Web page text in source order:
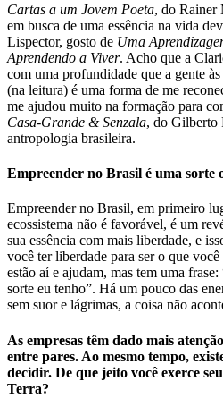
Cartas a um Jovem Poeta, do Rainer
em busca de uma essência na vida
Lispector, gosto de Uma
Aprendendo a Viver. Acho que a
com uma profundidade que a gente
(na leitura) é uma forma de me
me ajudou muito na formação para
Casa-Grande & Senzala, do Gilberto
antropologia brasileira.
Empreender no Brasil é uma sorte
Empreender no Brasil, em primeiro
ecossistema não é favorável, é um
sua essência com mais liberdade, e
você ter liberdade para ser o que
estão aí e ajudam, mas tem uma
sorte eu tenho”. Há um pouco das
sem suor e lágrimas, a coisa não
As empresas têm dado mais
entre pares. Ao mesmo tempo,
decidir. De que jeito você exerce
Terra?